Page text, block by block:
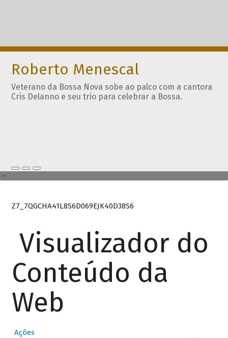
Roberto Menescal
Veterano da Bossa Nova sobe ao palco com a cantora
Cris Delanno e seu trio para celebrar a Bossa.
Z7_7QGCHA41L8S6D069EJK40D38S6
Visualizador do
Conteúdo da
Web
Ações